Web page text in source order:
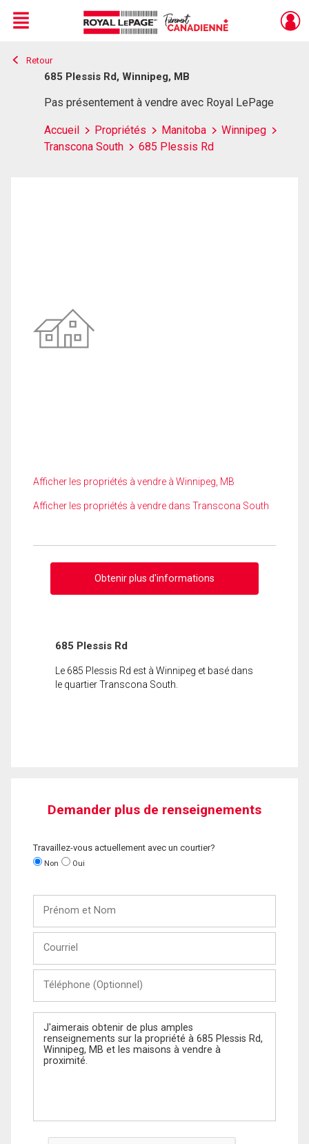
Live
En Direct
Menu
Retour
685 Plessis Rd, Winnipeg, MB
Pas présentement à vendre avec Royal LePage
Accueil Propriétés Manitoba
Winnipeg
Transcona South
685 Plessis Rd
Afficher les propriétés à vendre à Winnipeg, MB
Afficher les propriétés à vendre dans Transcona South
Obtenir plus d'informations
685 Plessis Rd
Le 685 Plessis Rd est à Winnipeg et basé dans
le quartier Transcona South.
Demander plus de renseignements
Travaillez-vous actuellement avec un courtier?
Non Oui
Nom
(Optionnel)
Message